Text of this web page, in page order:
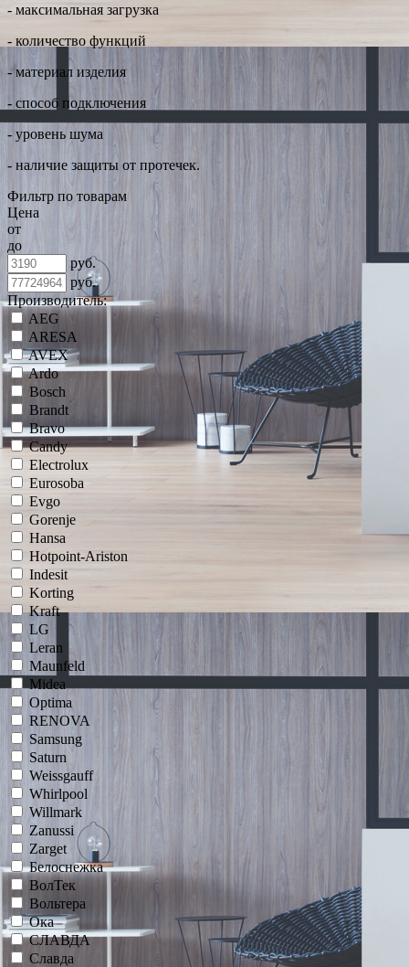
- максимальная загрузка
- количество функций
- материал изделия
- способ подключения
- уровень шума
- наличие защиты от протечек.
Фильтр по товарам
Цена
от
до
руб.
руб.
Производитель:
AEG
ARESA
AVEX
Ardo
Bosch
Brandt
Bravo
Candy
Electrolux
Eurosoba
Evgo
Gorenje
Hansa
Hotpoint-Ariston
Indesit
Korting
Kraft
LG
Leran
Maunfeld
Midea
Optima
RENOVA
Samsung
Saturn
Weissgauff
Whirlpool
Willmark
Zanussi
Zarget
Белоснежка
ВолТек
Вольтера
Ока
СЛАВДА
Славда